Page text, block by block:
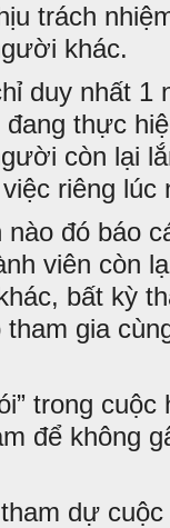
trách
khác.
duy nhất
thực
còn lại
riêng lúc
đó báo
viên còn
bất kỳ
gia
trong
để không
dự